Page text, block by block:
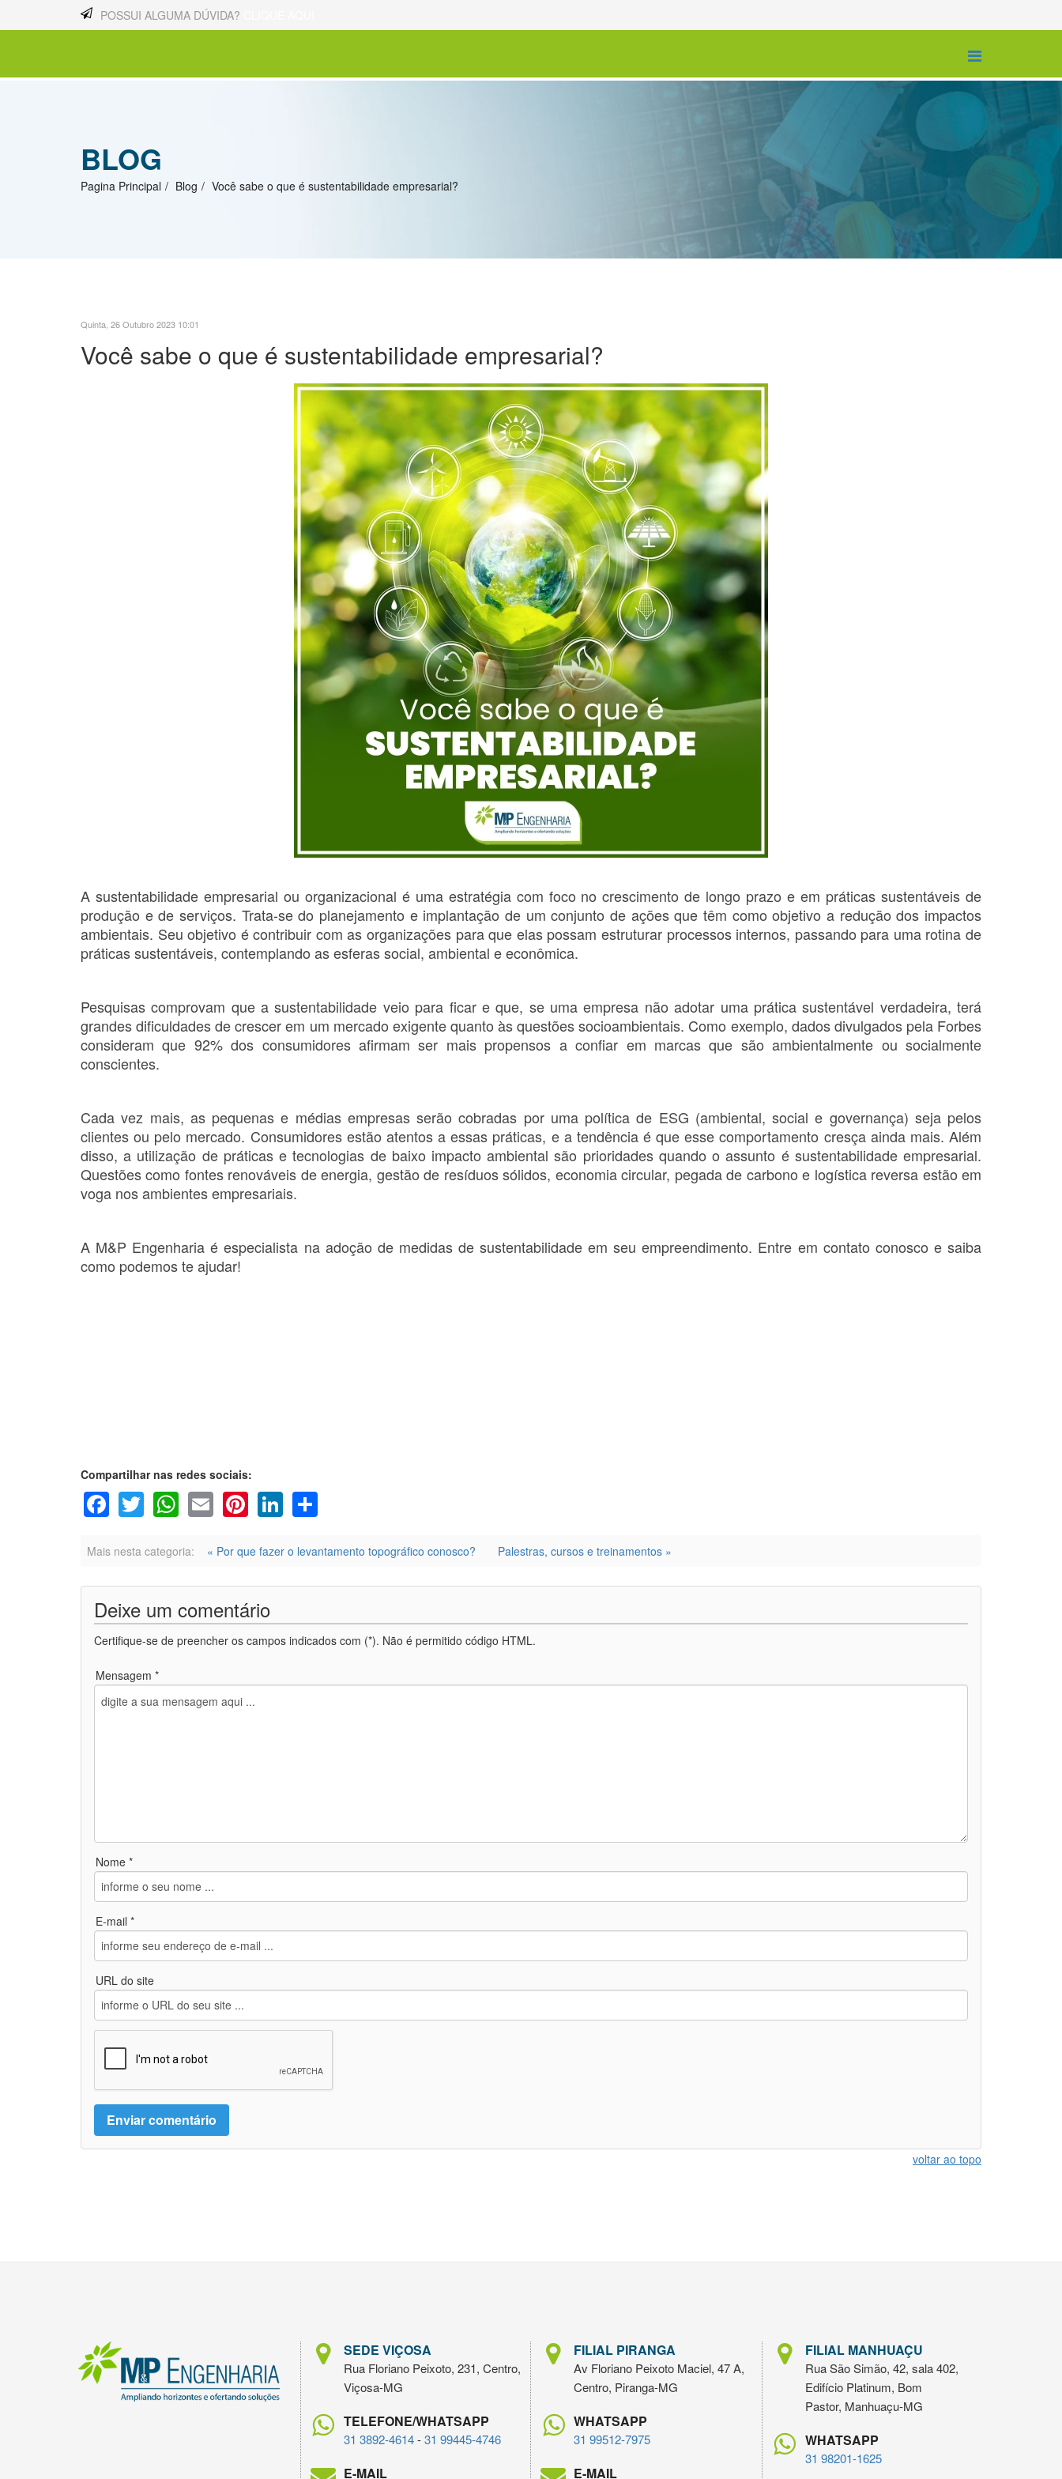
POSSUI ALGUMA DÚVIDA?
BLOG
Pagina Principal Blog Você sabe o que é sustentabilidade empresarial?
Quinta, 26 Outubro 2023 10:01
Você sabe o que é sustentabilidade empresarial?
A sustentabilidade empresarial ou organizacional é uma estratégia com foco no crescimento de longo prazo e em práticas sustentáveis de
produção e de serviços. Trata-se do planejamento e implantação de um conjunto de ações que têm como objetivo a redução dos impactos
ambientais. Seu objetivo é contribuir com as organizações para que elas possam estruturar processos internos, passando para uma rotina de
práticas sustentáveis, contemplando as esferas social, ambiental e econômica.
Pesquisas comprovam que a sustentabilidade veio para ficar e que, se uma empresa não adotar uma prática sustentável verdadeira, terá
grandes dificuldades de crescer em um mercado exigente quanto às questões socioambientais. Como exemplo, dados divulgados pela Forbes
consideram que 92% dos consumidores afirmam ser mais propensos a confiar em marcas que são ambientalmente ou socialmente
conscientes.
Cada vez mais, as pequenas e médias empresas serão cobradas por uma política de ESG (ambiental, social e governança) seja pelos
clientes ou pelo mercado. Consumidores estão atentos a essas práticas, e a tendência é que esse comportamento cresça ainda mais. Além
disso, a utilização de práticas e tecnologias de baixo impacto ambiental são prioridades quando o assunto é sustentabilidade empresarial.
Questões como fontes renováveis de energia, gestão de resíduos sólidos, economia circular, pegada de carbono e logística reversa estão em
voga nos ambientes empresariais.
A M&P Engenharia é especialista na adoção de medidas de sustentabilidade em seu empreendimento. Entre em contato conosco e saiba
como podemos te ajudar!
Compartilhar nas redes sociais:
Facebook
TwitterWhatsApp
EmailPinterest
LinkedIn
Mais nesta categoria: « Por que fazer o levantamento topográfico conosco? Palestras, cursos e treinamentos »
Deixe um comentário
Certifique-se de preencher os campos indicados com (*). Não é permitido código HTML.
Mensagem *
Nome *
E-mail *
URL do site
voltar ao topo
SEDE VIÇOSA
Rua Floriano Peixoto, 231, Centro,
Viçosa-MG
TELEFONE/WHATSAPP
31 3892-4614-31 99445-4746
E-MAIL
FILIAL PIRANGA
Av Floriano Peixoto Maciel, 47 A,
Centro, Piranga-MG
WHATSAPP
31 99512-7975
E-MAIL
FILIAL MANHUAÇU
Rua São Simão, 42, sala 402,
Edifício Platinum, Bom
Pastor, Manhuaçu-MG
WHATSAPP
31 98201-1625